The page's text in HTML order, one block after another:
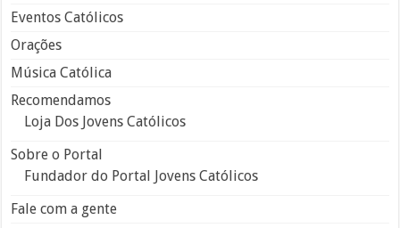
Eventos Católicos
Orações
Música Católica
Recomendamos
Loja Dos Jovens Católicos
Sobre o Portal
Fundador do Portal Jovens Católicos
Fale com a gente